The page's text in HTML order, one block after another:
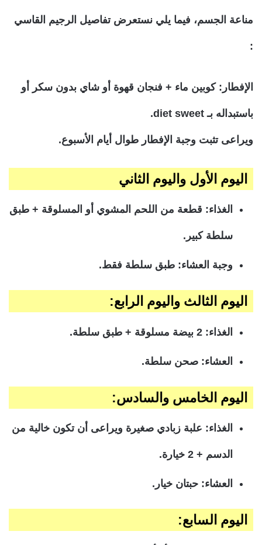
مناعة الجسم، فيما يلي نستعرض تفاصيل الرجيم القاسي
:
الإفطار: كوبين ماء + فنجان قهوة أو شاي بدون سكر أو
باستبداله بـ diet sweet.
ويراعى تثبت وجبة الإفطار طوال أيام الأسبوع.
اليوم الأول واليوم الثاني
الغذاء: قطعة من اللحم المشوي أو المسلوقة + طبق
سلطة كبير.
وجبة العشاء: طبق سلطة فقط.
اليوم الثالث واليوم الرابع:
الغذاء: 2 بيضة مسلوقة + طبق سلطة.
العشاء: صحن سلطة.
اليوم الخامس والسادس:
الغذاء: علبة زبادي صغيرة ويراعى أن تكون خالية من
الدسم + 2 خيارة.
العشاء: حبتان خيار.
اليوم السابع: